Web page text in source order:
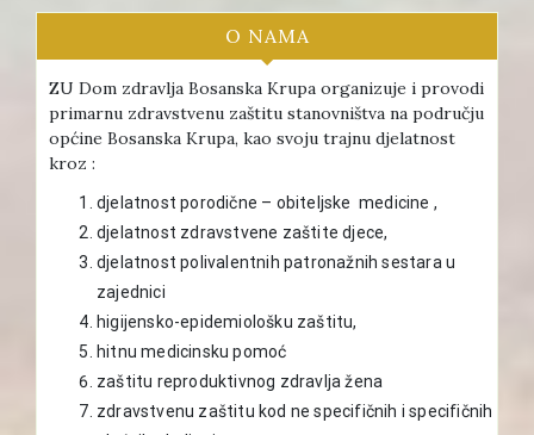
O NAMA
ZU Dom zdravlja Bosanska Krupa organizuje i provodi
primarnu zdravstvenu zaštitu stanovništva na području
općine Bosanska Krupa, kao svoju trajnu djelatnost
kroz :
djelatnost porodične – obiteljske medicine ,
djelatnost zdravstvene zaštite djece,
djelatnost polivalentnih patronažnih sestara u
zajednici
higijensko-epidemiološku zaštitu,
hitnu medicinsku pomoć
zaštitu reproduktivnog zdravlja žena
zdravstvenu zaštitu kod ne specifičnih i specifičnih